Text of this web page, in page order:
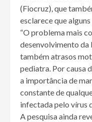
(Fiocruz), que
esclarece que
“O problema mais
desenvolvimento da
também atrasos
pediatra. Por causa
a importância de
constante de
infectada pelo vírus
A pesquisa ainda